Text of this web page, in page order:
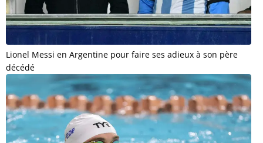
Lionel Messi en Argentine pour faire ses adieux à son père
décédé